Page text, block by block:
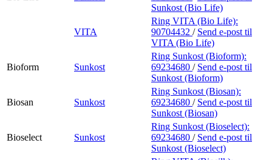
Sunkost (Bio Life)
VITA
Ring VITA (Bio Life):
90704432 / Send e-post til
VITA (Bio Life)
Bioform Sunkost
Ring Sunkost (Bioform):
69234680 / Send e-post til
Sunkost (Bioform)
Biosan Sunkost
Ring Sunkost (Biosan):
69234680 / Send e-post til
Sunkost (Biosan)
Bioselect Sunkost
Ring Sunkost (Bioselect):
69234680 / Send e-post til
Sunkost (Bioselect)